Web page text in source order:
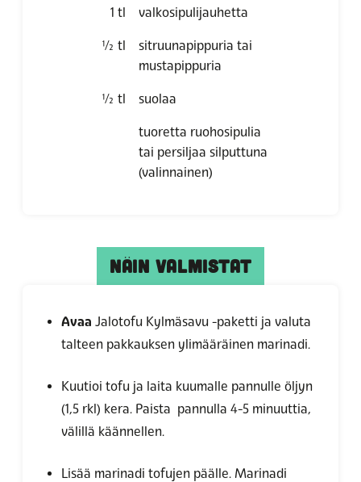
1 tl valkosipulijauhetta
½ tl
sitruunapippuria tai
mustapippuria
½ tl suolaa
tuoretta ruohosipulia
tai persiljaa silputtuna
(valinnainen)
NÄIN VALMISTAT
Avaa Jalotofu Kylmäsavu -paketti ja valuta
talteen pakkauksen ylimääräinen marinadi.
Kuutioi tofu ja laita kuumalle pannulle öljyn
(1,5 rkl) kera. Paista pannulla 4-5 minuuttia,
välillä käännellen.
Lisää marinadi tofujen päälle. Marinadi